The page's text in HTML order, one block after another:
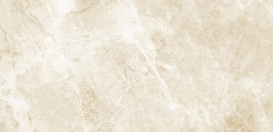
ッ素応用によって、再石灰化が期待できることもあります。
C1：エナメル質のむし歯
エナメル質内に限局した小さなむし歯です。黒や茶色に見えるこ
ともありますが、しみたり痛んだりすることはほとんどありませ
ん。見た目の変化だけで気づきにくく、定期検診での発見が重要